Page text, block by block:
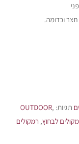
וכדומה.
תגיות: OUTDOOR,
לבחוץ, רמקולים